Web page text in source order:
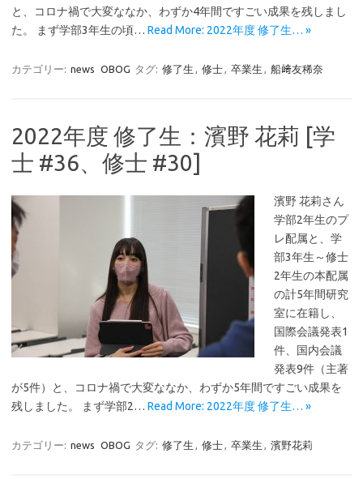
と、コロナ禍で大変ななか、わずか4年間ですごい成果を残しまし
た。 まず学部3年生の頃… Read More: 2022年度 修了生… »
カテゴリー: news OBOG タグ: 修了生 , 修士, 卒業生 , 船﨑友稀奈
2022年度 修了生：濱野 花莉 [学
士 #36、修士 #30]
濱野 花莉さん
学部2年生のプ
レ配属と、学
部3年生～修士
2年生の本配属
の計5年間研究
室に在籍し、
国際会議発表1
件、国内会議
発表9件（主著
が5件）と、コロナ禍で大変ななか、わずか5年間ですごい成果を
残しました。 まず学部2… Read More: 2022年度 修了生… »
カテゴリー: news OBOG タグ: 修了生 , 修士, 卒業生 , 濱野花莉